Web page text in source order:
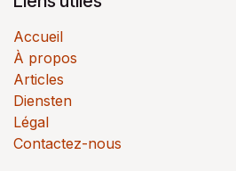
Accueil
À propos
Articles
Diensten
Légal
Contactez-nous